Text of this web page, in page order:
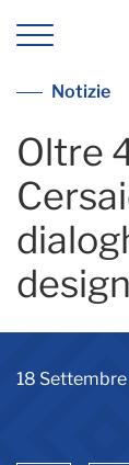
Vai alla
Notizie
Oltre
design
18